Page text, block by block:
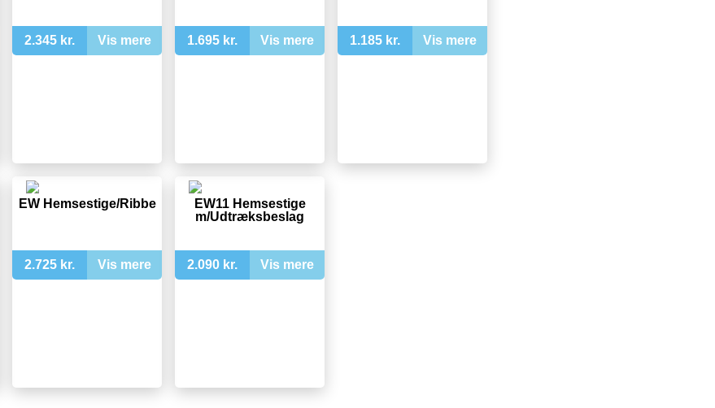
2.345 kr. Vis mere 1.695 kr. Vis mere 1.185 kr. Vis mere
EW Hemsestige/Ribbe
2.725 kr. Vis mere
EW11 Hemsestige
m/Udtræksbeslag
2.090 kr. Vis mere